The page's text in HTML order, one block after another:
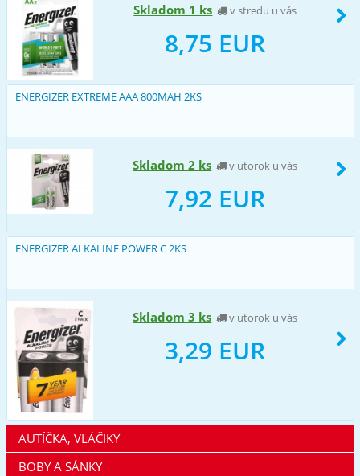
Skladom 1 ks v stredu u vás
8,75 EUR
ENERGIZER EXTREME AAA 800MAH 2KS
Skladom 2 ks v utorok u vás
7,92 EUR
ENERGIZER ALKALINE POWER C 2KS
Skladom 3 ks v utorok u vás
3,29 EUR
AUTÍČKA, VLÁČIKY
BOBY A SÁNKY